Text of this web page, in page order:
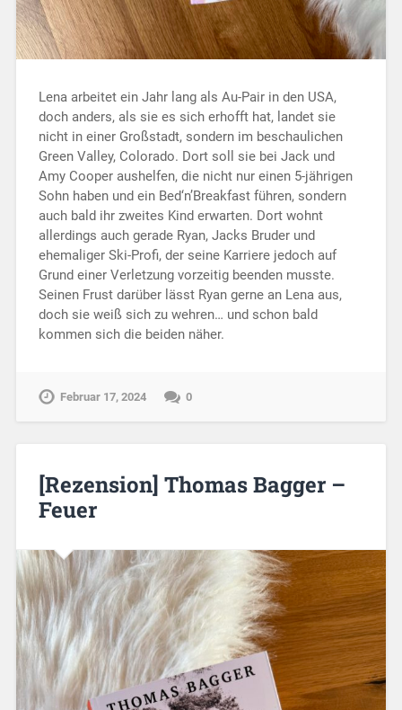
Lena arbeitet ein Jahr lang als Au-Pair in den USA,
doch anders, als sie es sich erhofft hat, landet sie
nicht in einer Großstadt, sondern im beschaulichen
Green Valley, Colorado. Dort soll sie bei Jack und
Amy Cooper aushelfen, die nicht nur einen 5-jährigen
Sohn haben und ein Bed‘n’Breakfast führen, sondern
auch bald ihr zweites Kind erwarten. Dort wohnt
allerdings auch gerade Ryan, Jacks Bruder und
ehemaliger Ski-Profi, der seine Karriere jedoch auf
Grund einer Verletzung vorzeitig beenden musste.
Seinen Frust darüber lässt Ryan gerne an Lena aus,
doch sie weiß sich zu wehren… und schon bald
kommen sich die beiden näher.
Februar 17, 2024 0
[Rezension] Thomas Bagger –
Feuer